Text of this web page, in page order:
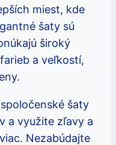
miest, kde
šaty sú
široký
a veľkostí,
šaty
a využite zľavy a
Nezabúdajte